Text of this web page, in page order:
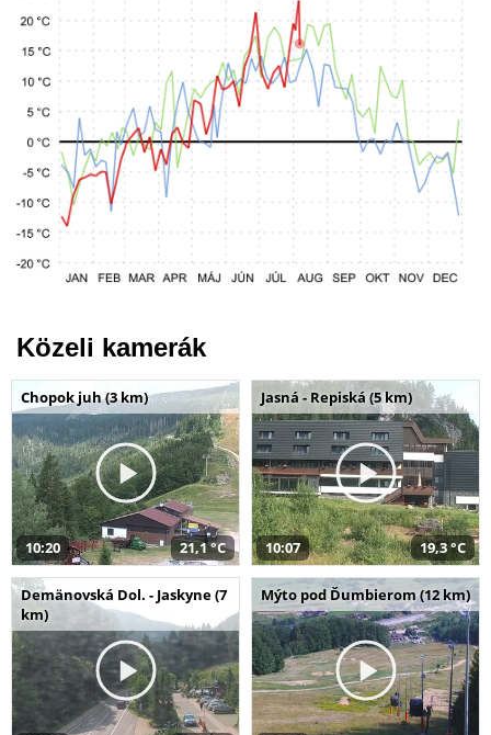
Közeli kamerák
Chopok juh (3 km)
10:20 21,1 °C
Jasná - Repiská (5 km)
10:07 19,3 °C
Demänovská Dol. - Jaskyne (7
km)
Mýto pod Ďumbierom (12 km)